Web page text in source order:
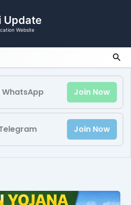
Update
Website
WhatsApp Join Now
Join Now